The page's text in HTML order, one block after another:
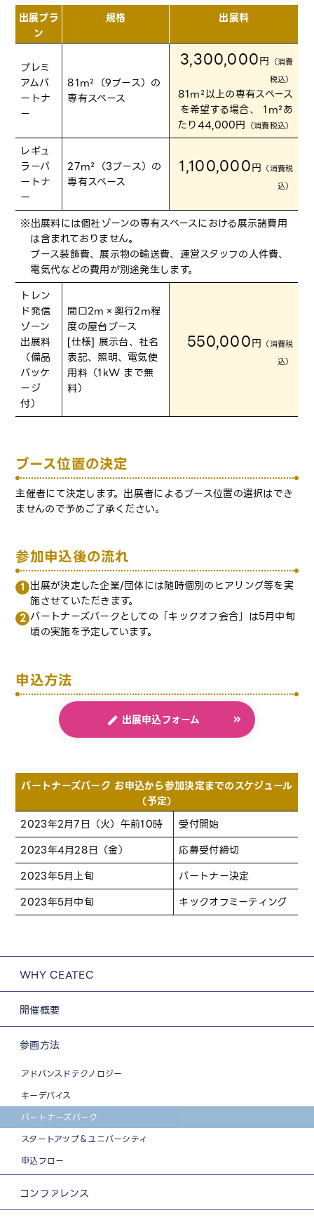
WHY CEATEC
開催概要
参画方法
アドバンスドテクノロジー
キーデバイス
パートナーズパーク
スタートアップ＆ユニバーシティ
申込フロー
コンファレンス
出展プラ
ン
規格 出展料
プレミ
アムパ
ートナ
ー
81m²（9ブース）の
専有スペース
3,300,000円 （消費
税込）
81m²以上の専有スペース
を希望する場合、 1m²あ
たり44,000円 （消費税込）
レギュ
ラーパ
ートナ
ー
27m²（3ブース）の
専有スペース
1,100,000円 （消費税
込）
※出展料には個社ゾーンの専有スペースにおける展示諸費用
は含まれておりません。
ブース装飾費、展示物の輸送費、運営スタッフの人件費、
電気代などの費用が別途発生します。
トレン
ド発信
ゾーン
出展料
（備品
パッケ
ージ
付）
間口2m×奥行2m程
度の屋台ブース
[仕様] 展示台、社名
表記、照明、電気使
用料（1kW まで無
料）
550,000円 （消費税
込）
ブース位置の決定
主催者にて決定します。出展者によるブース位置の選択はでき
ませんので予めご了承ください。
参加申込後の流れ
出展が決定した企業/団体には随時個別のヒアリング等を実
施させていただきます。
パートナーズパークとしての「キックオフ会合」は5月中旬
頃の実施を予定しています。
申込方法
出展申込フォーム
パートナーズパーク お申込から参加決定までのスケジュール
（予定）
2023年2月7日（火）午前10時
受付開始
2023年4月28日（金）
応募受付締切
2023年5月上旬
パートナー決定
2023年5月中旬
キックオフミーティング